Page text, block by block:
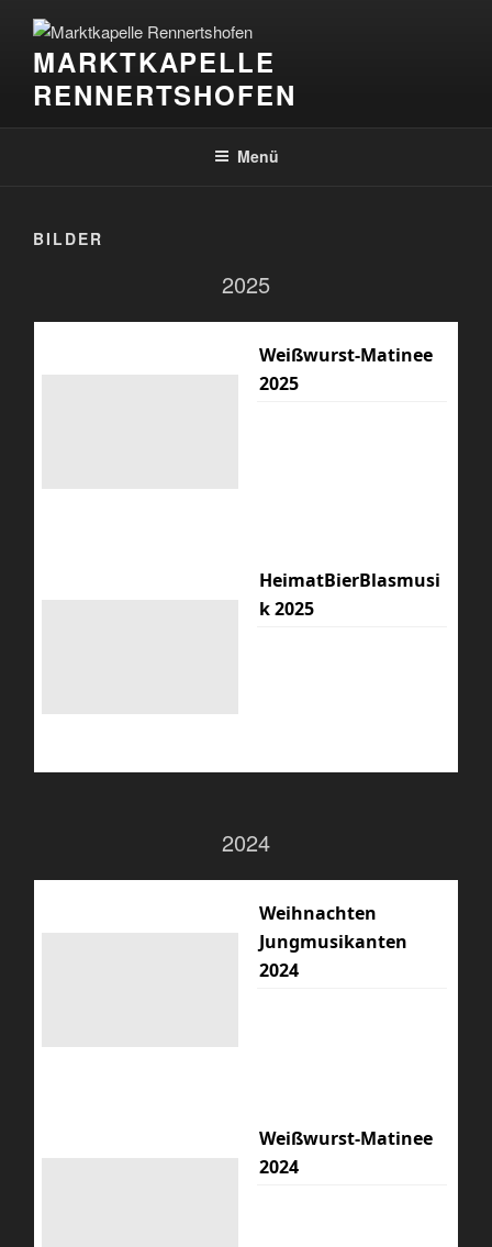
Inhalt
springenMARKTKAPELLE
RENNERTSHOFEN
Menü
BILDER
2025
Weißwurst-Matinee
2025
HeimatBierBlasmusi
k 2025
2024
Weihnachten
Jungmusikanten
2024
Weißwurst-Matinee
2024